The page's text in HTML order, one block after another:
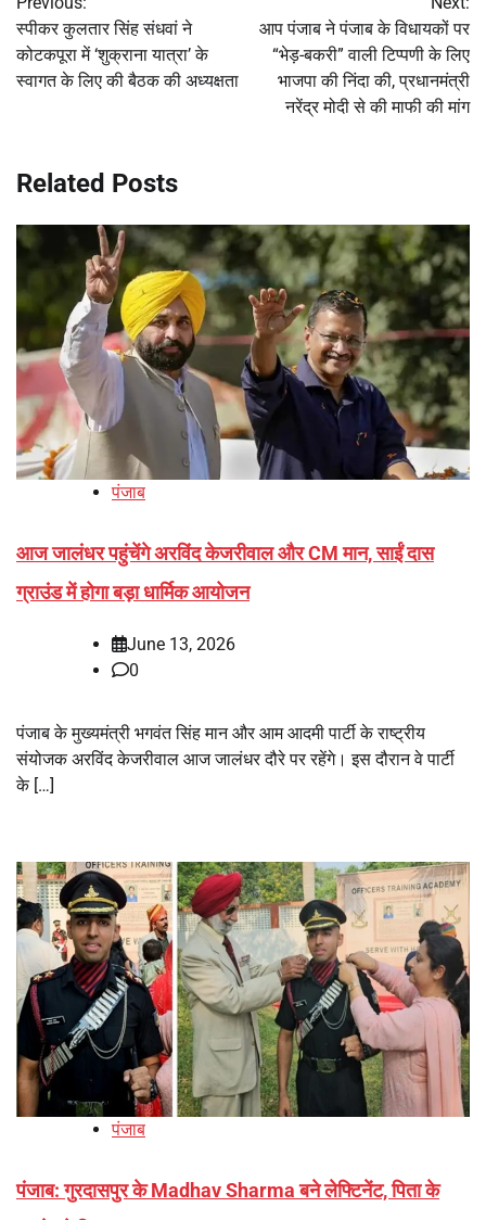
navigation
स्पीकर कुलतार सिंह संधवां ने
कोटकपूरा में ‘शुक्राना यात्रा’ के
स्वागत के लिए की बैठक की अध्यक्षता
आप पंजाब ने पंजाब के विधायकों पर
“भेड़-बकरी” वाली टिप्पणी के लिए
भाजपा की निंदा की, प्रधानमंत्री
नरेंद्र मोदी से की माफी की मांग
Related Posts
पंजाब
आज जालंधर पहुंचेंगे अरविंद केजरीवाल और CM मान, साईं दास
ग्राउंड में होगा बड़ा धार्मिक आयोजन
June 13, 2026
0
पंजाब के मुख्यमंत्री भगवंत सिंह मान और आम आदमी पार्टी के राष्ट्रीय
संयोजक अरविंद केजरीवाल आज जालंधर दौरे पर रहेंगे। इस दौरान वे पार्टी
के […]
पंजाब
पंजाब: गुरदासपुर के Madhav Sharma बने लेफ्टिनेंट, पिता के